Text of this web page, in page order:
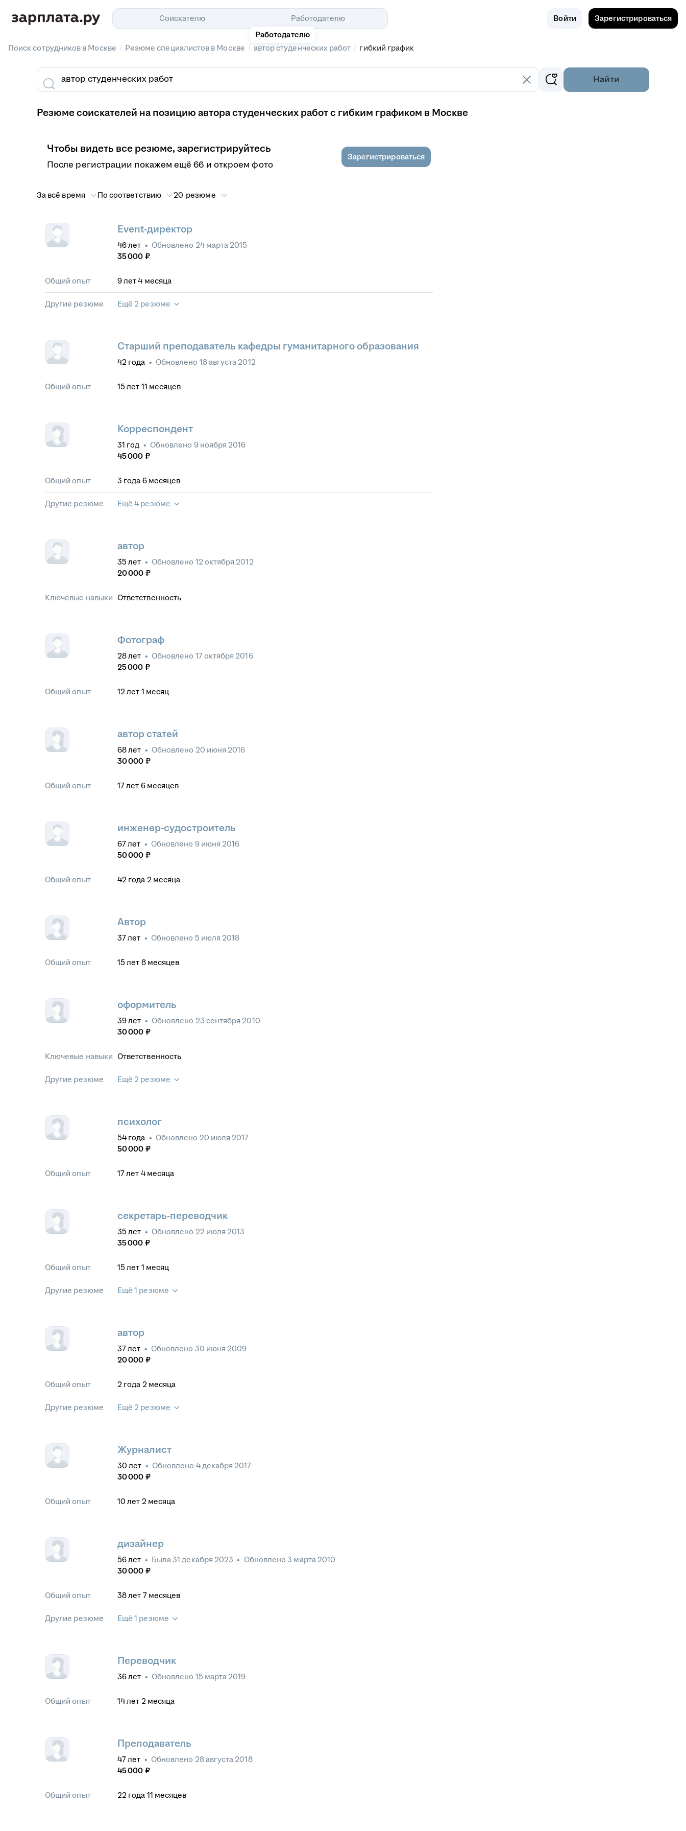
Соискателю
Работодателю
Работодателю
Войти Зарегистрироваться
Поиск сотрудников в Москве / Резюме специалистов в Москве / автор студенческих работ / гибкий график
Найти
Резюме соискателей на позицию автора студенческих работ с гибким графиком в Москве
Чтобы видеть все резюме, зарегистрируйтесь
После регистрации покажем ещё 66 и откроем фото
Зарегистрироваться
За всё время По соответствию 20 резюме
Event-директор
46лет • Обновлено 24 марта 2015
35 000 ₽
Общий опыт 9лет 4 месяца
Другие резюме Ещё 2 резюме
Старший преподаватель кафедры гуманитарного образования
42 года • Обновлено 18 августа 2012
Общий опыт 15 лет 11 месяцев
Корреспондент
31 год • Обновлено 9 ноября 2016
45 000 ₽
Общий опыт 3 года 6 месяцев
Другие резюме Ещё 4 резюме
автор
35 лет • Обновлено 12 октября 2012
20 000 ₽
Ключевые навыки Ответственность
Фотограф
28лет • Обновлено 17 октября 2016
25 000 ₽
Общий опыт 12 лет 1 месяц
автор статей
68лет • Обновлено 20 июня 2016
30 000 ₽
Общий опыт 17лет 6 месяцев
инженер-судостроитель
67лет • Обновлено 9 июня 2016
50 000 ₽
Общий опыт 42 года 2 месяца
Автор
37лет • Обновлено 5 июля 2018
Общий опыт 15 лет 8 месяцев
оформитель
39лет • Обновлено 23 сентября 2010
30 000 ₽
Ключевые навыки Ответственность
Другие резюме Ещё 2 резюме
психолог
54 года • Обновлено 20 июля 2017
50 000 ₽
Общий опыт 17лет 4 месяца
секретарь-переводчик
35 лет • Обновлено 22 июля 2013
35 000 ₽
Общий опыт 15 лет 1 месяц
Другие резюме Ещё 1 резюме
автор
37лет • Обновлено 30 июня 2009
20 000 ₽
Общий опыт 2 года 2 месяца
Другие резюме Ещё 2 резюме
Журналист
30 лет • Обновлено 4 декабря 2017
30 000 ₽
Общий опыт 10 лет 2 месяца
дизайнер
56лет • Была31 декабря 2023 • Обновлено3 марта 2010
30 000 ₽
Общий опыт 38лет 7 месяцев
Другие резюме Ещё 1 резюме
Переводчик
36лет • Обновлено 15 марта 2019
Общий опыт 14лет 2 месяца
Преподаватель
47лет • Обновлено 28 августа 2018
45 000 ₽
Общий опыт 22 года 11 месяцев